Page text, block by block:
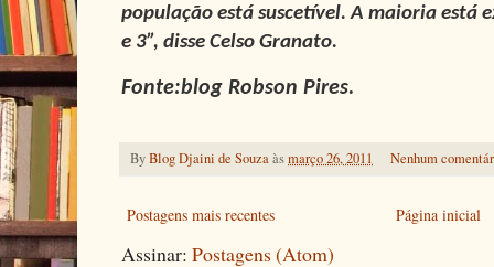
população está suscetível. A maioria está
e 3”, disse Celso Granato.
Fonte:blog Robson Pires.
ByBlog Djaini de Souzaàsmarço 26, 2011 Nenhum
Postagens mais recentes Página inicial
Assinar: Postagens (Atom)